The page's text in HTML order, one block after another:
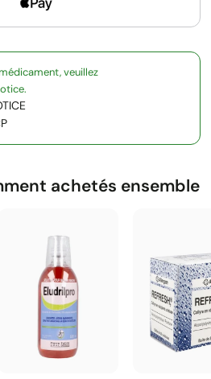
veuillez
achetés ensemble